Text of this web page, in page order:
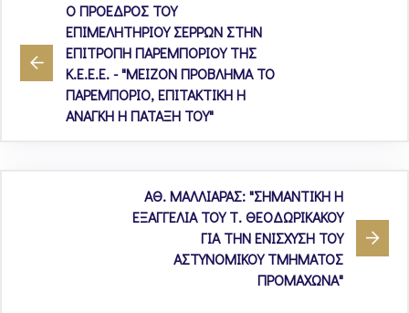
Ο ΠΡΟΕΔΡΟΣ ΤΟΥ
ΕΠΙΜΕΛΗΤΗΡΙΟΥ ΣΕΡΡΩΝ ΣΤΗΝ
ΕΠΙΤΡΟΠΗ ΠΑΡΕΜΠΟΡΙΟΥ ΤΗΣ
Κ.Ε.Ε.Ε. - "ΜΕΙΖΟΝ ΠΡΟΒΛΗΜΑ ΤΟ
ΠΑΡΕΜΠΟΡΙΟ, ΕΠΙΤΑΚΤΙΚΗ Η
ΑΝΑΓΚΗ Η ΠΑΤΑΞΗ ΤΟΥ"
ΑΘ. ΜΑΛΛΙΑΡΑΣ: "ΣΗΜΑΝΤΙΚΗ Η
ΕΞΑΓΓΕΛΙΑ ΤΟΥ Τ. ΘΕΟΔΩΡΙΚΑΚΟΥ
ΓΙΑ ΤΗΝ ΕΝΙΣΧΥΣΗ ΤΟΥ
ΑΣΤΥΝΟΜΙΚΟΥ ΤΜΗΜΑΤΟΣ
ΠΡΟΜΑΧΩΝΑ"